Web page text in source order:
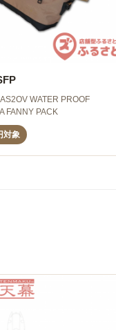
WATER PROOF
FANNY PACK
対象